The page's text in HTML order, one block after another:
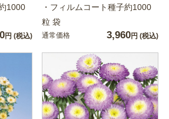
1000
円 (税込)
・フィルムコート種子約1000
粒 袋
通常価格 3,960円 (税込)